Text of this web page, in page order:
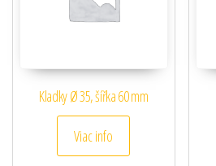
Kladky Ø 35, šířka 60 mm
Viac info